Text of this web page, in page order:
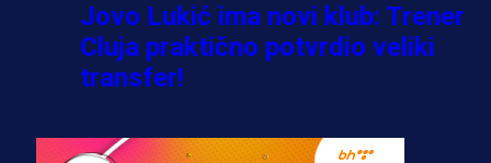
Jovo Lukić ima novi klub: Trener
Cluja praktično potvrdio veliki
transfer!
A Selekcija